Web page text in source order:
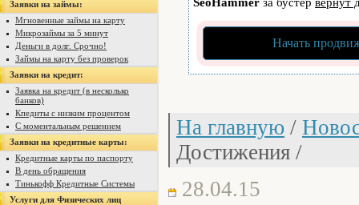
Заявки на займы:
Мгновенные займы на карту
Микрозаймы за 5 минут
Деньги в долг. Срочно!
Займы на карту без проверок
Заявки на кредит:
Заявка на кредит (в несколько
банков)
Кпедиты с низким процентом
С моментальным решением
Заявки на кредитные карты:
Кредитные карты по паспорту
В день обращения
Тинькофф Кредитные Системы
Услуги для Физических лиц
Начать
На главную /
Достижения /
28.04.15